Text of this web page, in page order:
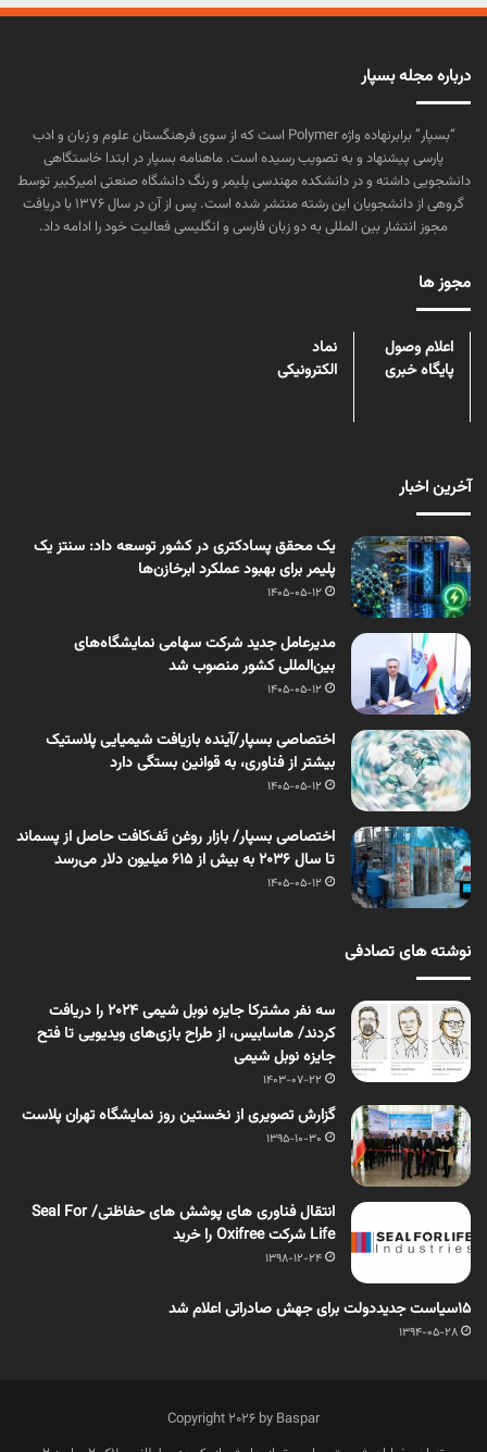
درباره مجله بسپار
“بسپار” برابرنهاده واژه Polymer است که از سوی فرهنگستان علوم و زبان و ادب
پارسی پیشنهاد و به تصویب رسیده است. ماهنامه بسپار در ابتدا خاستگاهی
دانشجویی داشته و در دانشکده مهندسی پلیمر و رنگ دانشگاه صنعتی امیرکبیر توسط
گروهی از دانشجویان این رشته منتشر شده است. پس از آن در سال ۱۳۷۶ با دریافت
مجوز انتشار بین المللی به دو زبان فارسی و انگلیسی فعالیت خود را ادامه داد.
مجوز ها
اعلام وصول
پایگاه خبری
نماد
الکترونیکی
آخرین اخبار
یک محقق پسادکتری در کشور توسعه داد: سنتز یک
پلیمر برای بهبود عملکرد ابرخازن‌ها
1405-05-12
مدیرعامل جدید شرکت سهامی نمایشگاه‌های
بین‌المللی کشور منصوب شد
1405-05-12
اختصاصی بسپار/آینده بازیافت شیمیایی پلاستیک
بیشتر از فناوری، به قوانین بستگی دارد
1405-05-12
اختصاصی بسپار/ بازار روغن تَف‌کافت حاصل از پسماند
تا سال ۲۰۳۶ به بیش از ۶۱۵ میلیون دلار می‌رسد
1405-05-12
نوشته های تصادفی
سه نفر مشترکا جایزه نوبل شیمی 2024 را دریافت
کردند/ هاسابیس، از طراح بازی‌های ویدیویی تا فتح
جایزه نوبل شیمی
1403-07-22
گزارش تصویری از نخستین روز نمایشگاه تهران پلاست
1395-10-30
انتقال فناوری های پوشش های حفاظتی/ Seal For
Life شرکت Oxifree را خرید
1398-12-24
۱۵سیاست جدیددولت برای جهش صادراتی اعلام شد
1394-05-28
Copyright 2026 by Baspar